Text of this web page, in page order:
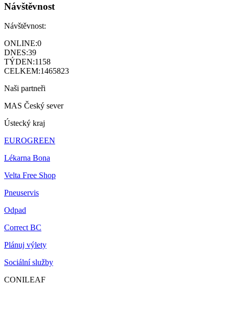
Návštěvnost
Návštěvnost:
ONLINE:0
DNES:39
TÝDEN:1158
CELKEM:1465823
Naši partneři
MAS Český sever
Ústecký kraj
EUROGREEN
Lékarna Bona
Velta Free Shop
Pneuservis
Odpad
Correct BC
Plánuj výlety
Sociální služby
CONILEAF